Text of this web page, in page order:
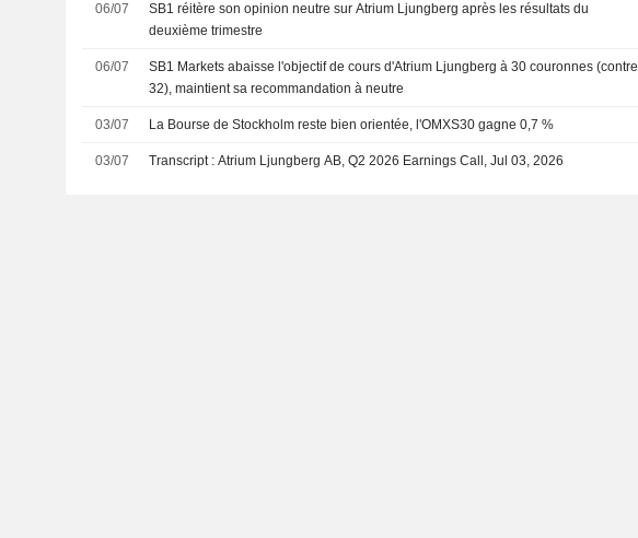
06/07
SB1 réitère son opinion neutre sur Atrium Ljungberg après les résultats du
deuxième trimestre
06/07
SB1 Markets abaisse l'objectif de cours d'Atrium Ljungberg à 30 couronnes (contre
32), maintient sa recommandation à neutre
03/07 La Bourse de Stockholm reste bien orientée, l'OMXS30 gagne 0,7 %
03/07 Transcript : Atrium Ljungberg AB, Q2 2026 Earnings Call, Jul 03, 2026